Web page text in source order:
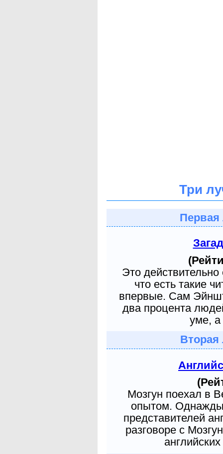
Три
Первая
Это
что есть такие
впервые. Сам
два процента
уме, а
Вторая
Мозгун поехал в
опытом. Однажды
представителей
разговоре с